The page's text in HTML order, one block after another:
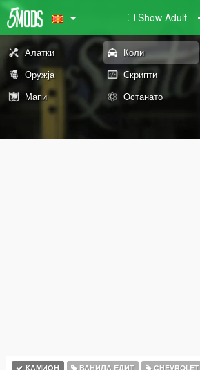
Show Adult
Алатки Коли
Оружја
Скрипти
Мапи
Останато
КАМИОН ВАНИЛА ЕДИТ CHEVROLET